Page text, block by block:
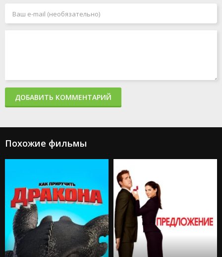
Головоломка 2
2024
Лэндмен
2024
2024
Подай знак
ДОБАВИТЬ КОММЕНТАРИЙ
Похожие фильмы